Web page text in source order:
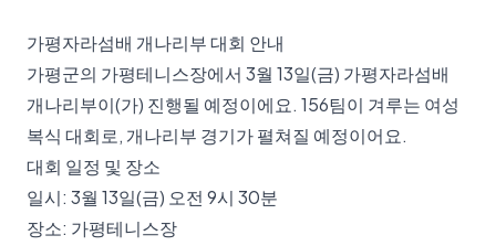
가평자라섬배 개나리부 대회 안내
가평군의 가평테니스장에서 3월 13일(금) 가평자라섬배
개나리부이(가) 진행될 예정이에요. 156팀이 겨루는 여성
복식 대회로, 개나리부 경기가 펼쳐질 예정이어요.
대회 일정 및 장소
일시: 3월 13일(금) 오전 9시 30분
장소: 가평테니스장